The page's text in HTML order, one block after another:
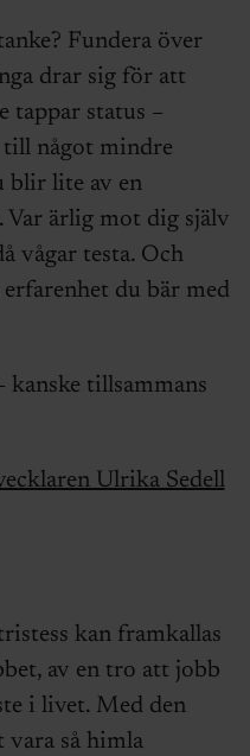
Fundera över
drar sig för att
tappar status –
något mindre
blir lite av en
ärlig mot dig själv
vågar testa. Och
du bär med
kanske tillsammans
Ulrika Sedell
kan framkallas
av en tro att jobb
i livet. Med den
vara så himla